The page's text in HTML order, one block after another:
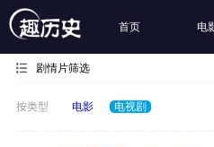
首页 电
剧情片筛选
按类型 电影 电视剧